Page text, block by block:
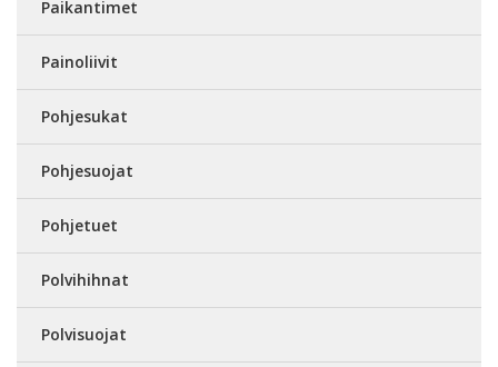
Paikantimet
Painoliivit
Pohjesukat
Pohjesuojat
Pohjetuet
Polvihihnat
Polvisuojat